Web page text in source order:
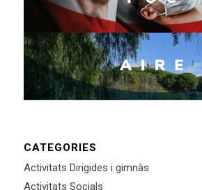
CATEGORIES
Activitats Dirigides i gimnàs
Activitats Socials